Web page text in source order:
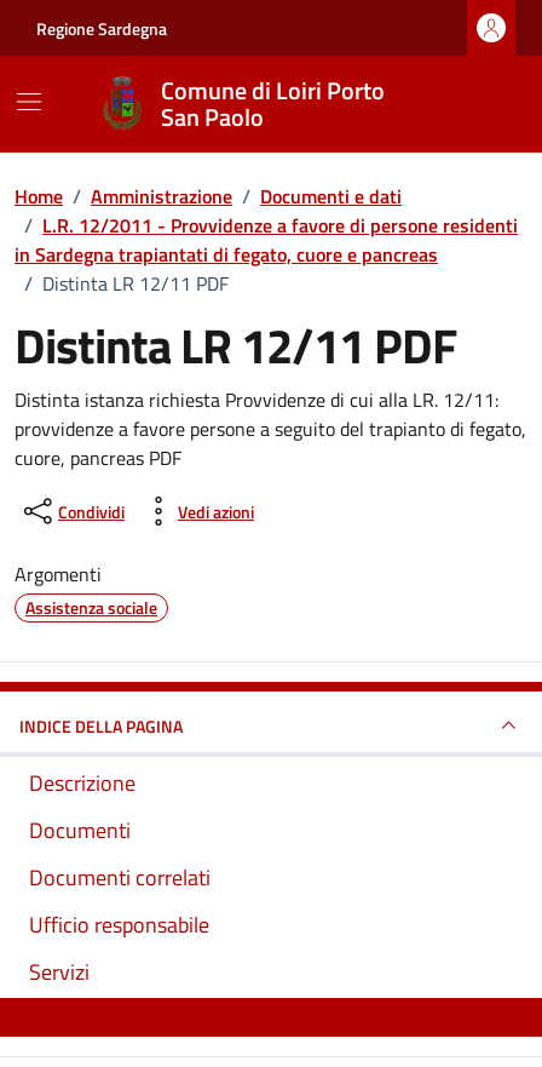
Regione Sardegna
Comune di Loiri Porto
San Paolo
Home / Amministrazione / Documenti e dati
/ L.R. 12/2011 - Provvidenze a favore di persone residenti
in Sardegna trapiantati di fegato, cuore e pancreas
/ Distinta LR 12/11 PDF
Distinta LR 12/11 PDF
Dettagli del documento
Distinta istanza richiesta Provvidenze di cui alla LR. 12/11:
provvidenze a favore persone a seguito del trapianto di fegato,
cuore, pancreas PDF
Condividi Vedi azioni
Argomenti
Assistenza sociale
INDICE DELLA PAGINA
Descrizione
Documenti
Documenti correlati
Ufficio responsabile
Servizi